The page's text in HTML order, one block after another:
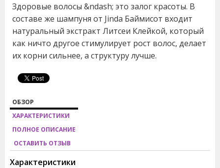
Здоровые волосы &ndash; это залог красоты. В
составе же шампуня от Jinda Баймисот входит
натуральный экстракт Литсеи Клейкой, который
как ничто другое стимулирует рост волос, делает
их корни сильнее, а структуру лучше.
ОБЗОР
ХАРАКТЕРИСТИКИ
ПОЛНОЕ ОПИСАНИЕ
ОСТАВИТЬ ОТЗЫВ
Характеристики